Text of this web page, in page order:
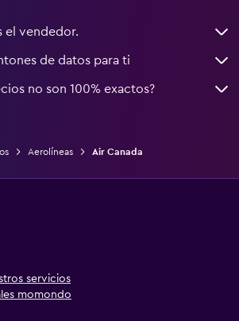
el vendedor.
de datos para ti
no son 100% exactos?
Aerolíneas Air Canada
servicios
momondo